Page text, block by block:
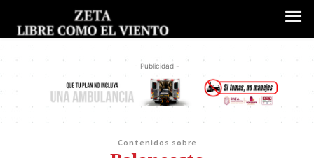
- Publicidad -
Contenidos sobre